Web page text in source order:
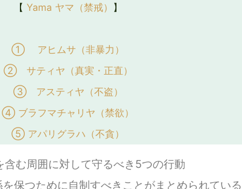
【 Yama ヤマ（禁戒） 】
① アヒムサ（非暴力）
② サティヤ（真実・正直）
③ アスティヤ（不盗）
④ ブラフマチャリヤ（禁欲）
⑤ アパリグラハ（不貪）
含む周囲に対して守るべき5つの行動
保つために自制すべきことがまとめられている